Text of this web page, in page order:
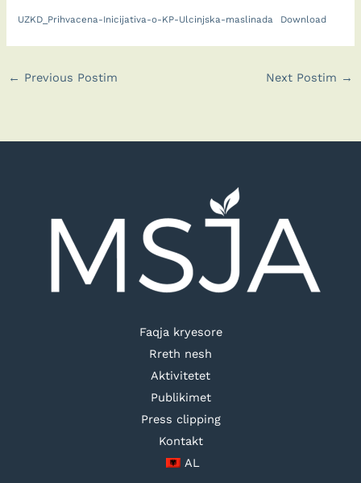
UZKD_Prihvacena-Inicijativa-o-KP-Ulcinjska-maslinada Download
← Previous Postim Next Postim →
Faqja kryesore
Rreth nesh
Aktivitetet
Publikimet
Press clipping
Kontakt
AL